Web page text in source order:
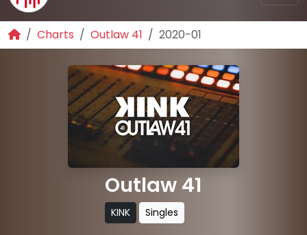
Charts Outlaw 41 2020-01
Outlaw 41
KINK Singles